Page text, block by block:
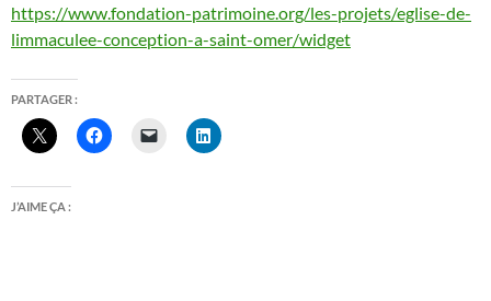
https://www.fondation-patrimoine.org/les-projets/eglise-de-
limmaculee-conception-a-saint-omer/widget
PARTAGER :
J’AIME ÇA :